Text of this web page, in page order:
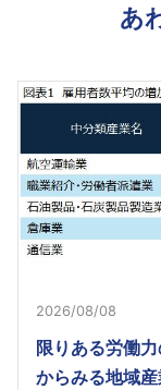
あ
2026/08/08
限りある労働
からみる地域